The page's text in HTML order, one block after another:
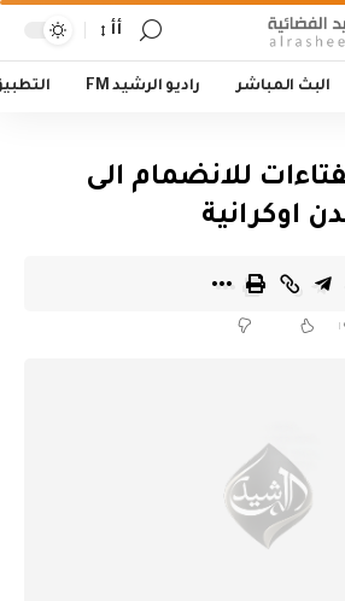
أأ
البث المباشر راديو الرشيد FM
للانضمام الى